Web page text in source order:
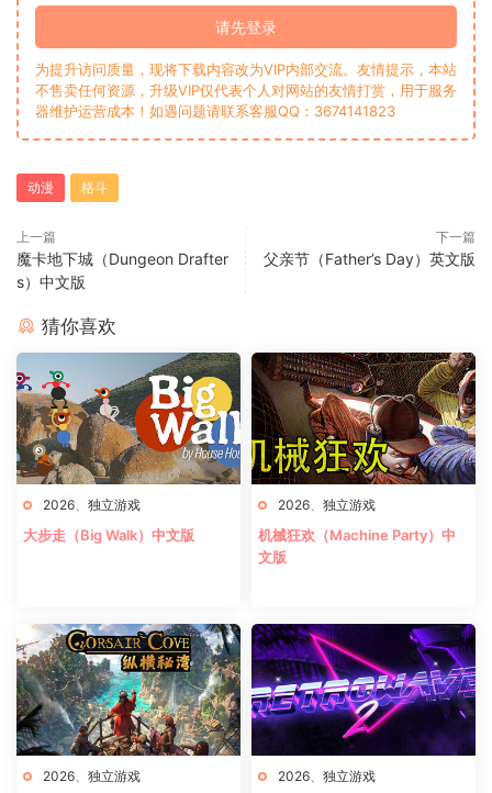
请先登录
为提升访问质量，现将下载内容改为VIP内部交流。友情提示，本站
不售卖任何资源，升级VIP仅代表个人对网站的友情打赏，用于服务
器维护运营成本！如遇问题请联系客服QQ：3674141823
动漫 格斗
上一篇
魔卡地下城（Dungeon Drafter
s）中文版
下一篇
父亲节（Father’s Day）英文版
猜你喜欢
2026 独立游戏
大步走（Big Walk）中文版
2026 独立游戏
机械狂欢（Machine Party）中
文版
2026 独立游戏 2026 独立游戏